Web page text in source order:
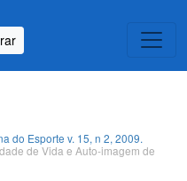
do Esporte v. 15, n 2, 2009.
de Vida e Auto-imagem de